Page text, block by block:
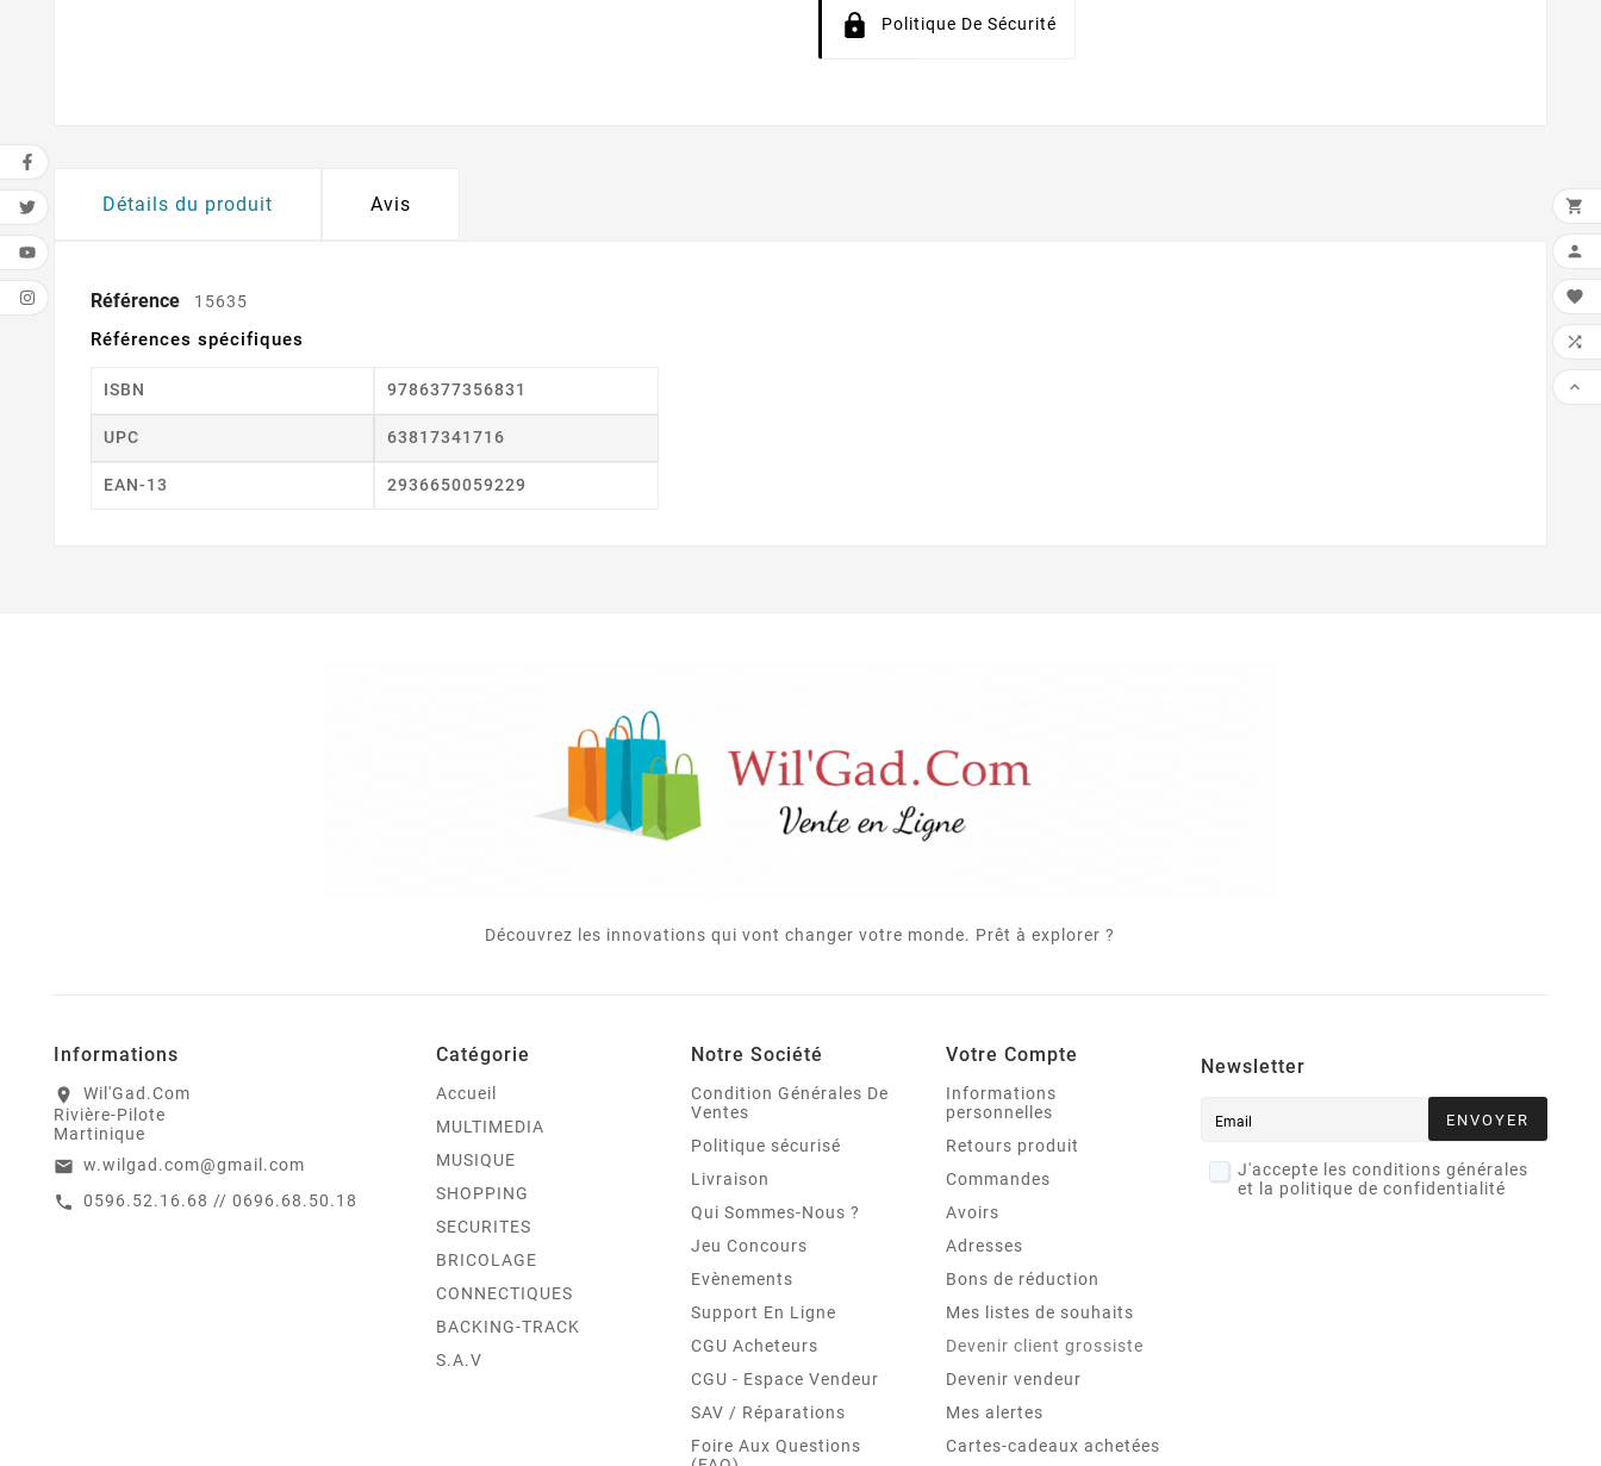
Politique De Sécurité
Détails du produit Avis
Référence 15635
Références spécifiques
ISBN 9786377356831
UPC 63817341716
EAN-13 2936650059229
Découvrez les innovations qui vont changer votre monde. Prêt à explorer ?
Informations
location_on
Wil'Gad.Com
Rivière-Pilote
Martinique
email w.wilgad.com@gmail.com
call 0596.52.16.68 // 0696.68.50.18
Catégorie
Accueil
MULTIMEDIA
MUSIQUE
SHOPPING
SECURITES
BRICOLAGE
CONNECTIQUES
BACKING-TRACK
S.A.V
Notre Société
Condition Générales De
Ventes
Politique sécurisé
Livraison
Qui Sommes-Nous ?
Jeu Concours
Evènements
Support En Ligne
CGU Acheteurs
CGU - Espace Vendeur
SAV / Réparations
Foire Aux Questions
Votre Compte
Informations
personnelles
Retours produit
Commandes
Avoirs
Adresses
Bons de réduction
Mes listes de souhaits
Devenir client grossiste
Devenir vendeur
Mes alertes
Cartes-cadeaux achetées
Newsletter
ENVOYER
J'accepte les conditions générales
et la politique de confidentialité




